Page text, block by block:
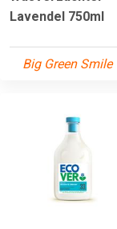
Lavendel 750ml
Big Green Smile